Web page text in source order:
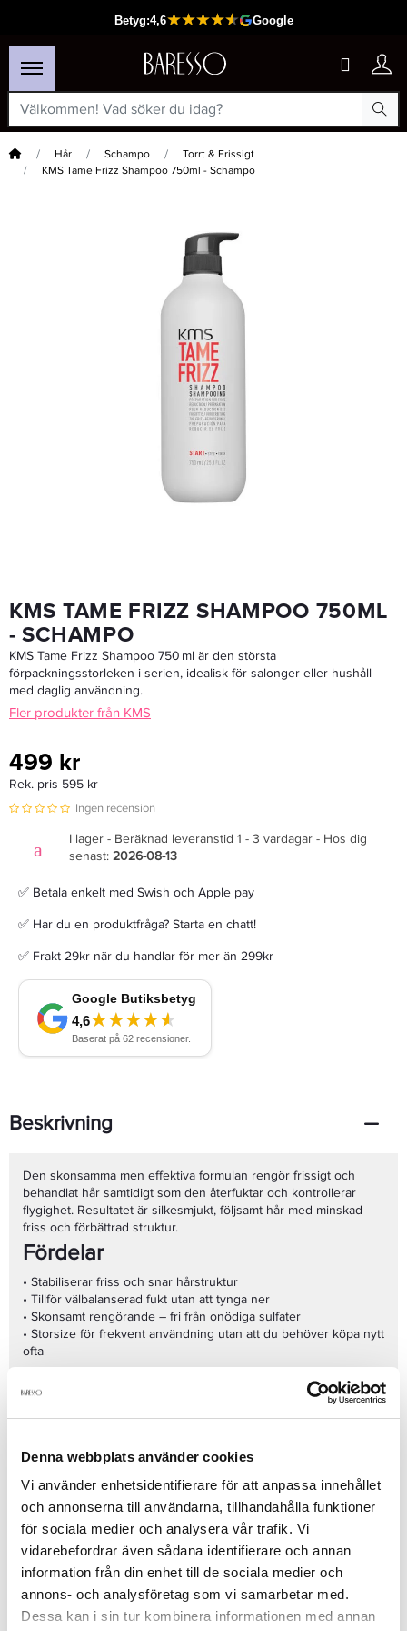
Denna webbplats använder cookies
Vi använder enhetsidentifierare för att anpassa innehållet
och annonserna till användarna, tillhandahålla funktioner
för sociala medier och analysera vår trafik. Vi
vidarebefordrar även sådana identifierare och annan
information från din enhet till de sociala medier och
annons- och analysföretag som vi samarbetar med.
Dessa kan i sin tur kombinera informationen med annan
Hem Hår Schampo
Torrt & Frissigt
KMS Tame Frizz Shampoo 750ml - Schampo
KMS Tame Frizz Conditioner 250ml - Balsam
KMS TAME FRIZZ SHAMPOO 750ML
- SCHAMPO
KMS Tame Frizz Shampoo 750 ml är den största
förpackningsstorleken i serien, idealisk för salonger eller hushåll
med daglig användning.
Fler produkter från KMS
499 kr
Rek. pris 595 kr
Ingen recension
I lager - Beräknad leveranstid 1 - 3 vardagar - Hos dig
senast: 2026-08-13
✅ Betala enkelt med Swish och Apple pay
✅ Har du en produktfråga? Starta en chatt!
✅ Frakt 29kr när du handlar för mer än 299kr
Beskrivning
Den skonsamma men effektiva formulan rengör frissigt och
behandlat hår samtidigt som den återfuktar och kontrollerar
flygighet. Resultatet är silkesmjukt, följsamt hår med minskad
friss och förbättrad struktur.
Fördelar
• Stabiliserar friss och snar hårstruktur
• Tillför välbalanserad fukt utan att tynga ner
• Skonsamt rengörande – fri från onödiga sulfater
• Storsize för frekvent användning utan att du behöver köpa nytt
ofta
professionellt resultat
Se mer
Produktdetaljer